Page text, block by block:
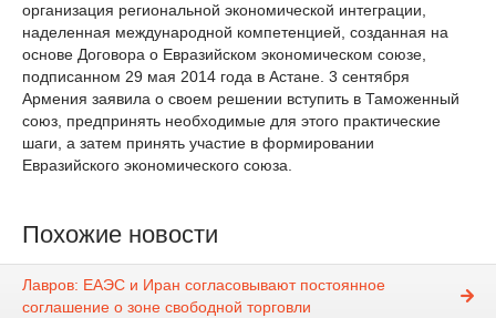
организация региональной экономической интеграции,
наделенная международной компетенцией, созданная на
основе Договора о Евразийском экономическом союзе,
подписанном 29 мая 2014 года в Астане. 3 сентября
Армения заявила о своем решении вступить в Таможенный
союз, предпринять необходимые для этого практические
шаги, а затем принять участие в формировании
Евразийского экономического союза.
Похожие новости
Лавров: ЕАЭС и Иран согласовывают постоянное
соглашение о зоне свободной торговли